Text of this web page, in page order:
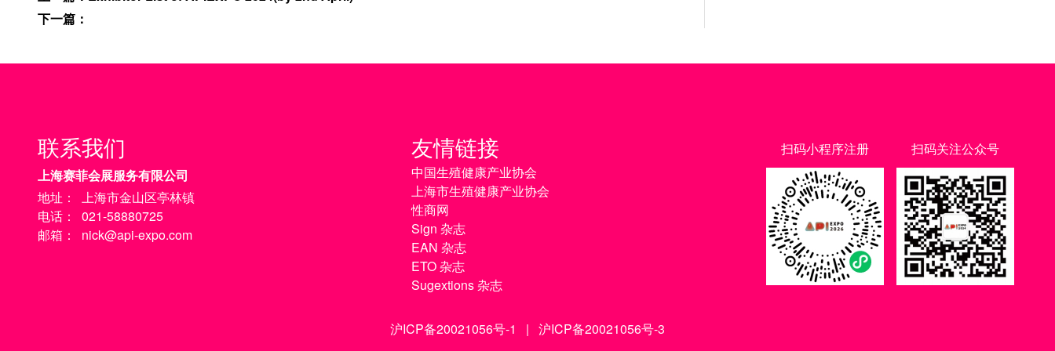
下一篇 ：
联系我们
上海赛菲会展服务有限公司
地址：
上海市金山区亭林镇
电话：
021-58880725
邮箱：
nick@api-expo.com
友情链接
中国生殖健康产业协会
上海市生殖健康产业协会
性商网
Sign 杂志
EAN 杂志
ETO 杂志
Sugextions 杂志
扫码小程序注册 扫码关注公众号
沪ICP备20021056号-1 | 沪ICP备20021056号-3